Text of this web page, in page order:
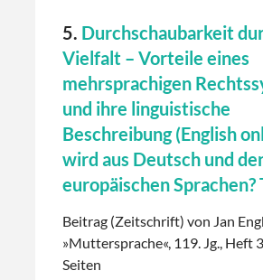
5. Durchschaubarkeit
Vielfalt – Vorteile eines
mehrsprachigen
und ihre linguistische
Beschreibung (English
wird aus Deutsch und
europäischen Sprachen?
Beitrag (Zeitschrift) von Jan
»Muttersprache«, 119. Jg., Heft
Seiten